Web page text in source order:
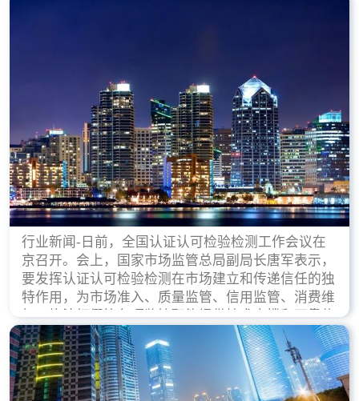
行业新闻-日前，全国认证认可检验检测工作会议在
京召开。会上，国家市场监管总局副局长唐军表示，
要发挥认证认可检验检测在市场建立和传递信任的独
特作用，为市场准入、质量监管、信用监管、消费维
权、执法打假等各项监管职能提供技术支撑和可靠依
据。